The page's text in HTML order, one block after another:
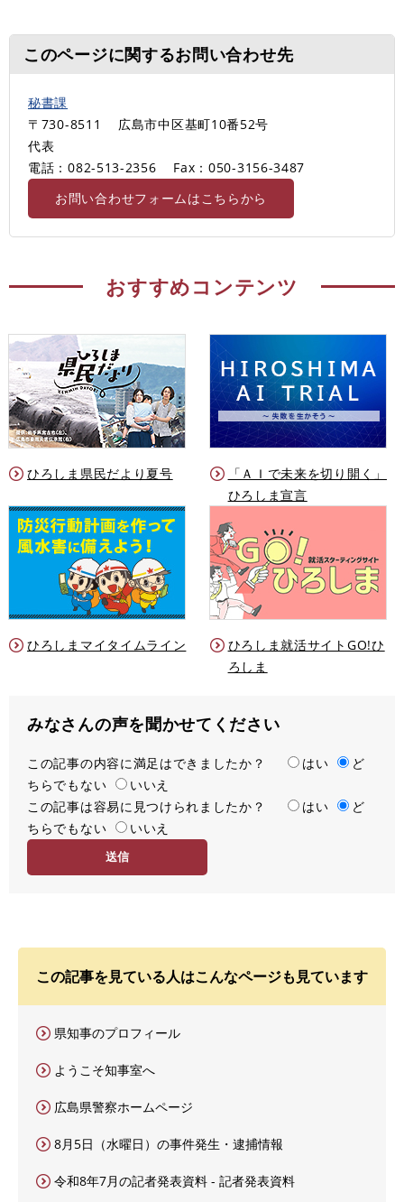
このページに関するお問い合わせ先
秘書課
〒730-8511
広島市中区基町10番52号
代表
電話：082-513-2356
Fax：050-3156-3487
お問い合わせフォームはこちらから
おすすめコンテンツ
ひろしま県民だより夏号
「ＡＩで未来を切り開く」
ひろしま宣言
ひろしまマイタイムライン
ひろしま就活サイトGO!ひ
ろしま
みなさんの声を聞かせてください
満
足
度
この記事の内容に満足はできましたか？ はい
ど
ちらでもない
いいえ
容
易
この記事は容易に見つけられましたか？ はい
ど
ちらでもない
いいえ
この記事を見ている人はこんなページも見ています
県知事のプロフィール
ようこそ知事室へ
広島県警察ホームページ
8月5日（水曜日）の事件発生・逮捕情報
令和8年7月の記者発表資料 - 記者発表資料